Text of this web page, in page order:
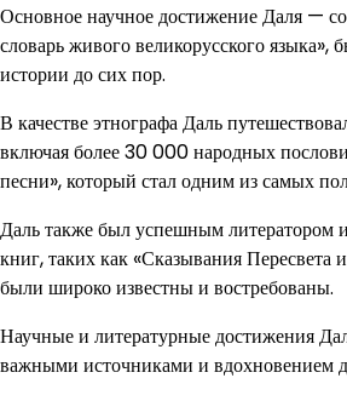
Основное научное достижение Даля —
словарь живого великорусского
истории до сих пор.
В качестве этнографа Даль
включая более 30 000 народных
песни», который стал одним из самых
Даль также был успешным литератором
книг, таких как «Сказывания Пересвета
были широко известны и востребованы.
Научные и литературные достижения
важными источниками и вдохновением